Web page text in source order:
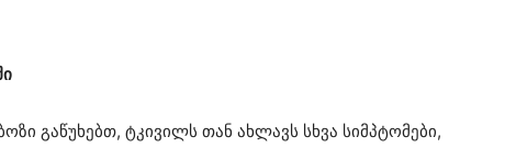
გაწუხებთ, ტკივილს თან ახლავს სხვა სიმპტომები,